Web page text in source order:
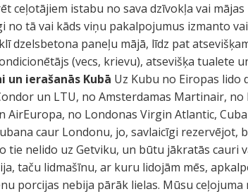
ceļotājiem istabu no sava dzīvokļa vai
tā vai kāds viņu pakalpojumus izmanto
dzelsbetona paneļu mājā, līdz pat
(vecs, krievu), atsevišķa tualete
un ierašanās Kubā Uz Kubu no Eiropas lido
un LTU, no Amsterdamas Martinair, no
AirEuropa, no Londonas Virgin Atlantic,
caur Londonu, jo, savlaicīgi rezervējot,
tie nelido uz Getviku, un būtu jākratās cauri
taču lidmašīnu, ar kuru lidojām mēs,
porcijas nebija pārāk lielas. Mūsu